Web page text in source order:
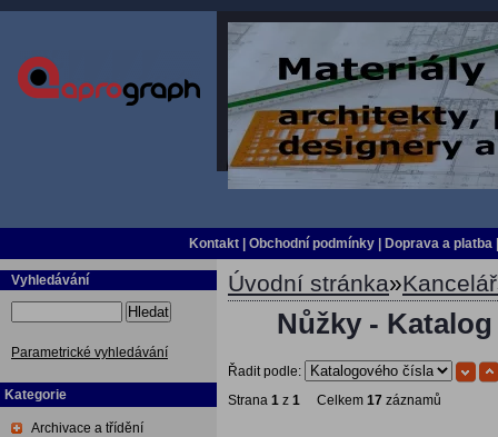
Kontakt Obchodní podmínky Doprava a platba
Vyhledávání
Hledat
Parametrické vyhledávání
Kategorie
Archivace a třídění
Úvodní stránka»
Nůžky - Katalog
Řadit podle:
Strana 1 z 1 Celkem 17 záznamů